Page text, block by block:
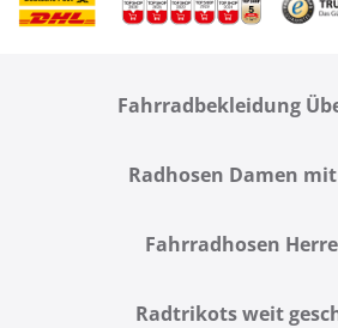
Fahrradbekleidung
Radhosen Damen
Fahrradhosen
Radtrikots weit